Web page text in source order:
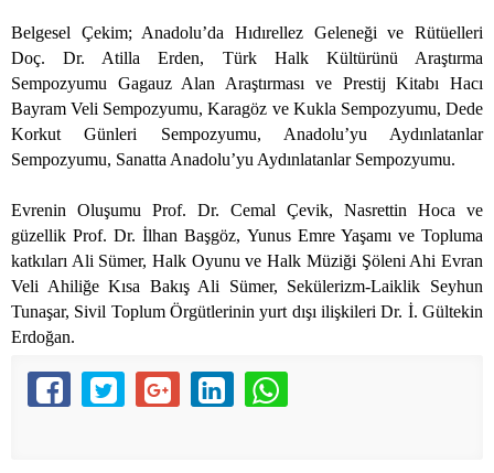
Belgesel Çekim; Anadolu’da Hıdırellez Geleneği ve Rütüelleri
Doç. Dr. Atilla Erden, Türk Halk Kültürünü Araştırma
Sempozyumu Gagauz Alan Araştırması ve Prestij Kitabı Hacı
Bayram Veli Sempozyumu, Karagöz ve Kukla Sempozyumu, Dede
Korkut Günleri Sempozyumu, Anadolu’yu Aydınlatanlar
Sempozyumu, Sanatta Anadolu’yu Aydınlatanlar Sempozyumu.
Evrenin Oluşumu Prof. Dr. Cemal Çevik, Nasrettin Hoca ve
güzellik Prof. Dr. İlhan Başgöz, Yunus Emre Yaşamı ve Topluma
katkıları Ali Sümer, Halk Oyunu ve Halk Müziği Şöleni Ahi Evran
Veli Ahiliğe Kısa Bakış Ali Sümer, Sekülerizm-Laiklik Seyhun
Tunaşar, Sivil Toplum Örgütlerinin yurt dışı ilişkileri Dr. İ. Gültekin
Erdoğan.